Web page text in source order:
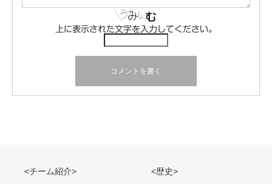
上に表示された文字を入力してください。
<チーム紹介> <歴史>